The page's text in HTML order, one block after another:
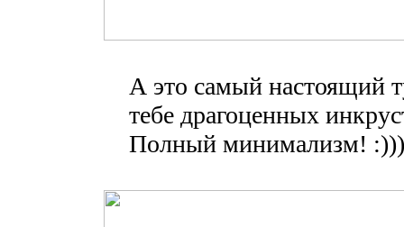
А это самый настоящий
тебе драгоценных
Полный минимализм!